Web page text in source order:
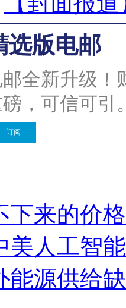
选版电邮
全新升级
，可信可引
订阅
下来的价
美人工智
能源供给